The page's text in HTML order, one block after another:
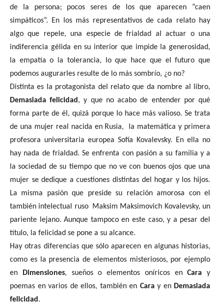
de la persona; pocos seres de los que aparecen “caen
simpáticos”. En los más representativos de cada relato hay
algo que repele, una especie de frialdad al actuar o una
indiferencia gélida en su interior que impide la generosidad,
la empatía o la tolerancia, lo que hace que el futuro que
podemos augurarles resulte de lo más sombrío, ¿o no?
Distinta es la protagonista del relato que da nombre al libro,
Demasiada felicidad , y que no acabo de entender por qué
forma parte de él, quizá porque lo hace más valioso. Se trata
de una mujer real nacida en Rusia,
la matemática y primera
profesora universitaria europea Sofía Kovalevsky. En ella no
hay nada de frialdad. Se enfrenta con pasión a su familia y a
la sociedad de su tiempo que no ve con buenos ojos que una
mujer se dedique a cuestiones distintas del hogar y los hijos.
La misma pasión que preside su relación amorosa con el
también intelectual ruso
Maksim Maksimovich Kovalevsky, un
pariente lejano. Aunque tampoco en este caso, y a pesar del
título, la felicidad se pone a su alcance.
Hay otras diferencias que sólo aparecen en algunas historias,
como es la presencia de elementos misteriosos, por ejemplo
en
Dimensiones, sueños o elementos oníricos enCara y
poemas en varios de ellos, también en Cara y en Demasiada
felicidad .